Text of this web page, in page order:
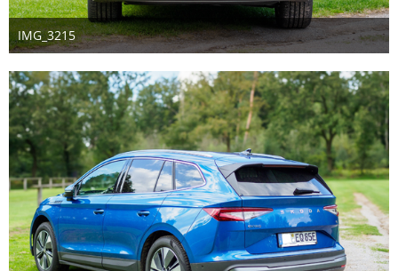
IMG_3215
14. September 2024